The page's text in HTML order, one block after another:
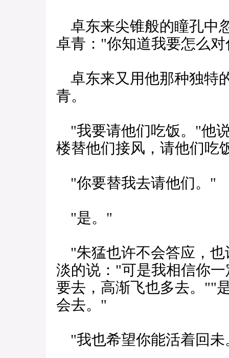
卓东来尖锥般的瞳孔中
卓青："你知道我要怎么
卓东来又用他那种独特
青。
"我要请他们吃饭。"他
楼替他们接风，请他们吃
"你要替我去请他们。"
"是。"
"朱猛也许不会答应，也
淡的说："可是我相信你
要去，高渐飞也多去。""
会去。"
"我也希望你能活着回未